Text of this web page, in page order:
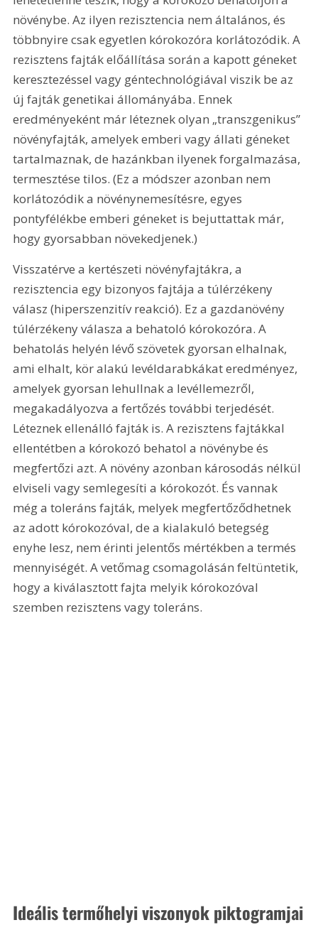
növénybe. Az ilyen rezisztencia nem általános, és
többnyire csak egyetlen kórokozóra korlátozódik. A
rezisztens fajták előállítása során a kapott géneket
keresztezéssel vagy géntechnológiával viszik be az
új fajták genetikai állományába. Ennek
eredményeként már léteznek olyan „transzgenikus”
növényfajták, amelyek emberi vagy állati géneket
tartalmaznak, de hazánkban ilyenek forgalmazása,
termesztése tilos. (Ez a módszer azonban nem
korlátozódik a növénynemesítésre, egyes
pontyfélékbe emberi géneket is bejuttattak már,
hogy gyorsabban növekedjenek.)
Visszatérve a kertészeti növényfajtákra, a
rezisztencia egy bizonyos fajtája a túlérzékeny
válasz (hiperszenzitív reakció). Ez a gazdanövény
túlérzékeny válasza a behatoló kórokozóra. A
behatolás helyén lévő szövetek gyorsan elhalnak,
ami elhalt, kör alakú levéldarabkákat eredményez,
amelyek gyorsan lehullnak a levéllemezről,
megakadályozva a fertőzés további terjedését.
Léteznek ellenálló fajták is. A rezisztens fajtákkal
ellentétben a kórokozó behatol a növénybe és
megfertőzi azt. A növény azonban károsodás nélkül
elviseli vagy semlegesíti a kórokozót. És vannak
még a toleráns fajták, melyek megfertőződhetnek
az adott kórokozóval, de a kialakuló betegség
enyhe lesz, nem érinti jelentős mértékben a termés
mennyiségét. A vetőmag csomagolásán feltüntetik,
hogy a kiválasztott fajta melyik kórokozóval
szemben rezisztens vagy toleráns.
Ideális termőhelyi viszonyok piktogramjai